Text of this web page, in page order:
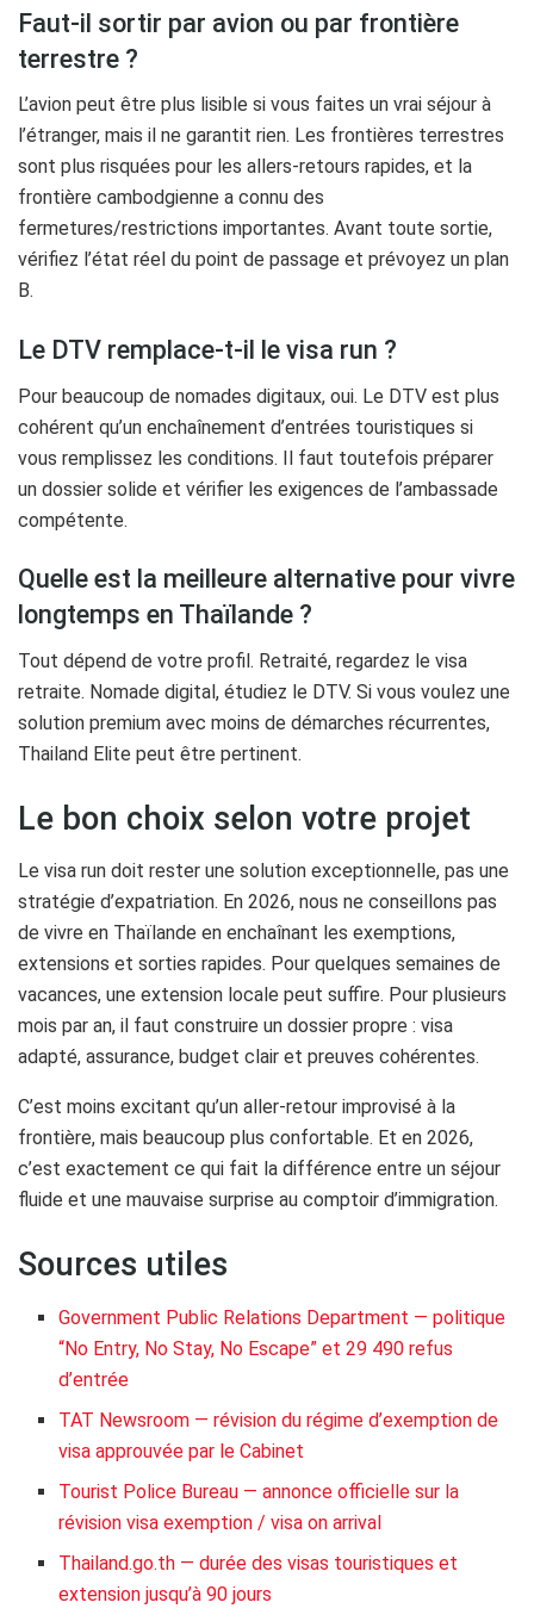
Faut-il sortir par avion ou par frontière
terrestre ?
L’avion peut être plus lisible si vous faites un vrai séjour à
l’étranger, mais il ne garantit rien. Les frontières terrestres
sont plus risquées pour les allers-retours rapides, et la
frontière cambodgienne a connu des
fermetures/restrictions importantes. Avant toute sortie,
vérifiez l’état réel du point de passage et prévoyez un plan
B.
Le DTV remplace-t-il le visa run ?
Pour beaucoup de nomades digitaux, oui. Le DTV est plus
cohérent qu’un enchaînement d’entrées touristiques si
vous remplissez les conditions. Il faut toutefois préparer
un dossier solide et vérifier les exigences de l’ambassade
compétente.
Quelle est la meilleure alternative pour vivre
longtemps en Thaïlande ?
Tout dépend de votre profil. Retraité, regardez le visa
retraite. Nomade digital, étudiez le DTV. Si vous voulez une
solution premium avec moins de démarches récurrentes,
Thailand Elite peut être pertinent.
Le bon choix selon votre projet
Le visa run doit rester une solution exceptionnelle, pas une
stratégie d’expatriation. En 2026, nous ne conseillons pas
de vivre en Thaïlande en enchaînant les exemptions,
extensions et sorties rapides. Pour quelques semaines de
vacances, une extension locale peut suffire. Pour plusieurs
mois par an, il faut construire un dossier propre : visa
adapté, assurance, budget clair et preuves cohérentes.
C’est moins excitant qu’un aller-retour improvisé à la
frontière, mais beaucoup plus confortable. Et en 2026,
c’est exactement ce qui fait la différence entre un séjour
fluide et une mauvaise surprise au comptoir d’immigration.
Sources utiles
Government Public Relations Department — politique
“No Entry, No Stay, No Escape” et 29 490 refus
d’entrée
TAT Newsroom — révision du régime d’exemption de
visa approuvée par le Cabinet
Tourist Police Bureau — annonce officielle sur la
révision visa exemption / visa on arrival
Thailand.go.th — durée des visas touristiques et
extension jusqu’à 90 jours